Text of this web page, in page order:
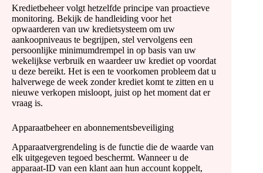
Kredietbeheer volgt hetzelfde principe van proactieve
monitoring. Bekijk de handleiding voor het
opwaarderen van uw kredietsysteem om uw
aankoopniveaus te begrijpen, stel vervolgens een
persoonlijke minimumdrempel in op basis van uw
wekelijkse verbruik en waardeer uw krediet op voordat
u deze bereikt. Het is een te voorkomen probleem dat u
halverwege de week zonder krediet komt te zitten en u
nieuwe verkopen misloopt, juist op het moment dat er
vraag is.
Apparaatbeheer en abonnementsbeveiliging
Apparaatvergrendeling is de functie die de waarde van
elk uitgegeven tegoed beschermt. Wanneer u de
apparaat-ID van een klant aan hun account koppelt,